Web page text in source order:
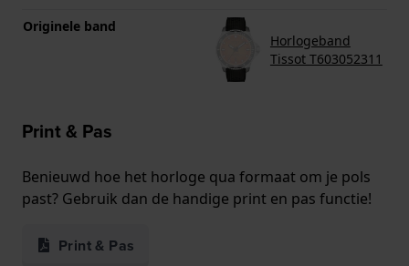
Originele band
Horlogeband
Tissot T603052311
Print & Pas
Benieuwd hoe het horloge qua formaat om je pols
past? Gebruik dan de handige print en pas functie!
Print & Pas